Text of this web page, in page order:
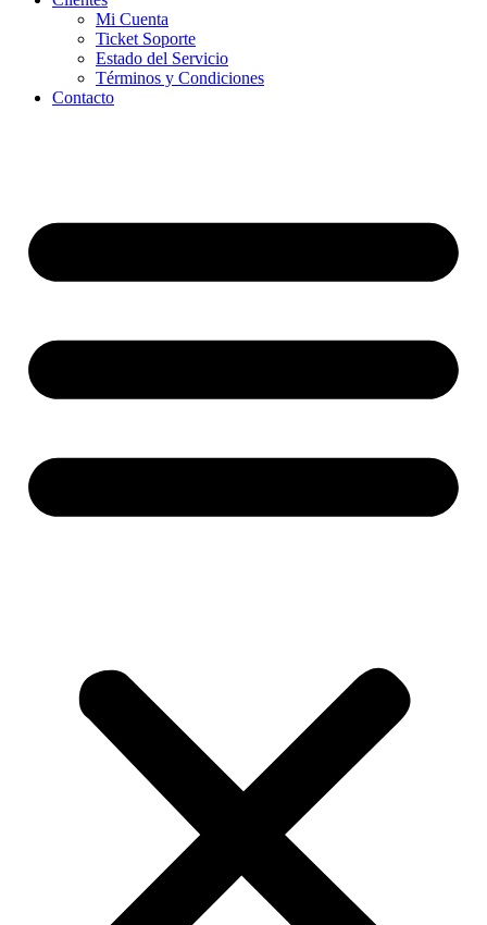
Mi Cuenta
Ticket Soporte
Estado del Servicio
Términos y Condiciones
Contacto